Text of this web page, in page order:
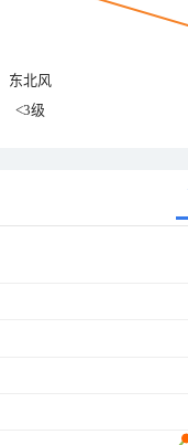
东北风
<3级